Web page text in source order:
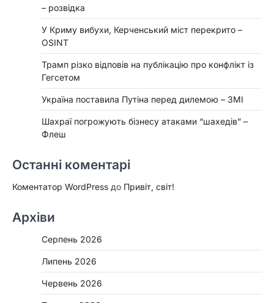
– розвідка
У Криму вибухи, Керченський міст перекрито –
OSINT
Трамп різко відповів на публікацію про конфлікт із
Гегсетом
Україна поставила Путіна перед дилемою – ЗМІ
Шахраї погрожують бізнесу атаками “шахедів” –
Флеш
Останні коментарі
Коментатор WordPress до Привіт, світ!
Архіви
Серпень 2026
Липень 2026
Червень 2026